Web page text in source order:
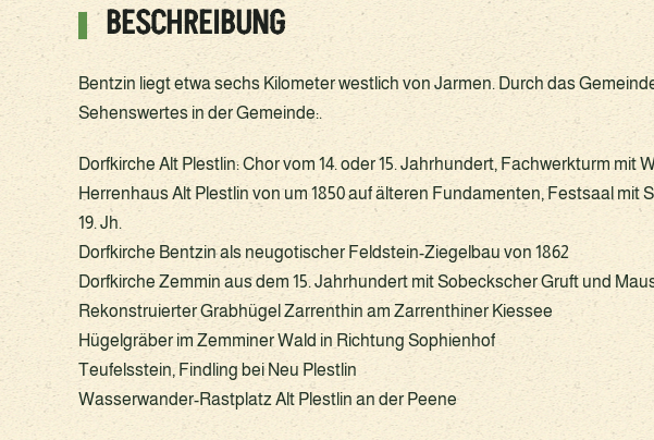
BESCHREIBUNG
Bentzin liegt etwa sechs Kilometer westlich von Jarmen. Durch das
Sehenswertes in der Gemeinde:.
Dorfkirche Alt Plestlin: Chor vom 14. oder 15. Jahrhundert, Fachwerkturm mit
Herrenhaus Alt Plestlin von um 1850 auf älteren Fundamenten, Festsaal
19. Jh.
Dorfkirche Bentzin als neugotischer Feldstein-Ziegelbau von 1862
Dorfkirche Zemmin aus dem 15. Jahrhundert mit Sobeckscher Gruft und
Rekonstruierter Grabhügel Zarrenthin am Zarrenthiner Kiessee
Hügelgräber im Zemminer Wald in Richtung Sophienhof
Teufelsstein, Findling bei Neu Plestlin
Wasserwander-Rastplatz Alt Plestlin an der Peene